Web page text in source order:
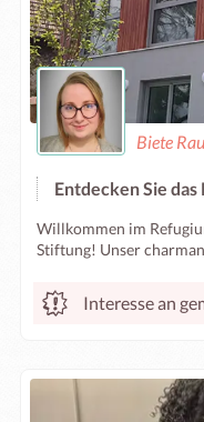
Biete
Entdecken Sie
Willkommen im
Stiftung! Unser
Interesse an